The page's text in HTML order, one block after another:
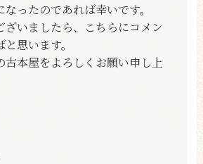
ったのであれば幸いです。
ざいましたら、こちらにコメン
思います。
古本屋をよろしくお願い申し上